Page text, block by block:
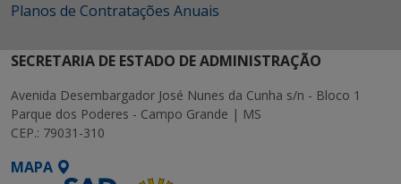
Planos de Contratações Anuais
SECRETARIA DE ESTADO DE ADMINISTRAÇÃO
Avenida Desembargador José Nunes da Cunha s/n - Bloco 1
Parque dos Poderes - Campo Grande | MS
CEP.: 79031-310
MAPA